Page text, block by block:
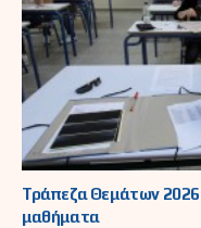
Τράπεζα Θεμάτων
μαθήματα